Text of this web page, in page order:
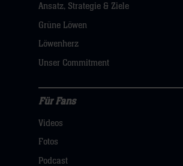
Navigation
öffnen,
dann
hier
Ansatz, Strategie & Ziele
Grüne Löwen
Löwenherz
Unser Commitment
Fans
Navigation
öffnen,
Für Fans
Videos
Fotos
Podcast